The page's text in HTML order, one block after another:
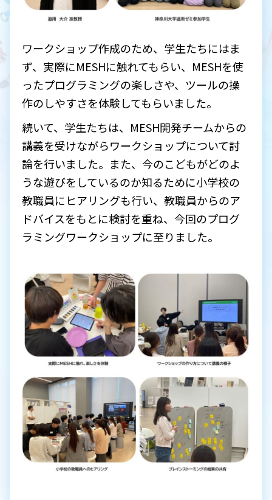
ワークショップ作成のため、学生たちにはま
ず、実際にMESHに触れてもらい、MESHを使
ったプログラミングの楽しさや、ツールの操
作のしやすさを体験してもらいました。
続いて、学生たちは、MESH開発チームからの
講義を受けながらワークショップについて討
論を行いました。また、今のこどもがどのよ
うな遊びをしているのか知るために小学校の
教職員にヒアリングも行い、教職員からのア
ドバイスをもとに検討を重ね、今回のプログ
ラミングワークショップに至りました。